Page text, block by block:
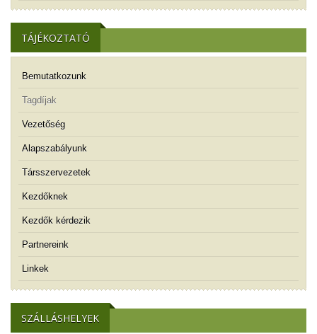
TÁJÉKOZTATÓ
Bemutatkozunk
Tagdíjak
Vezetőség
Alapszabályunk
Társszervezetek
Kezdőknek
Kezdők kérdezik
Partnereink
Linkek
SZÁLLÁSHELYEK